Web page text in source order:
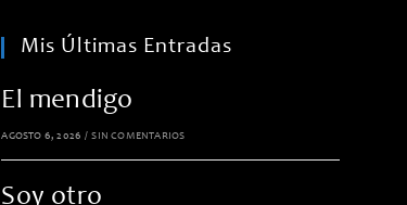
Mis Últimas Entradas
El mendigo
AGOSTO 6, 2026 / SIN COMENTARIOS
Soy otro